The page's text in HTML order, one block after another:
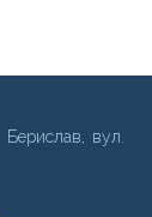
Бериcлав, вул.